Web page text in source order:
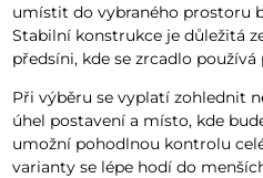
umístit do vybraného prostoru
Stabilní konstrukce je důležitá
předsíni, kde se zrcadlo používá
Při výběru se vyplatí zohlednit
úhel postavení a místo, kde
umožní pohodlnou kontrolu
varianty se lépe hodí do